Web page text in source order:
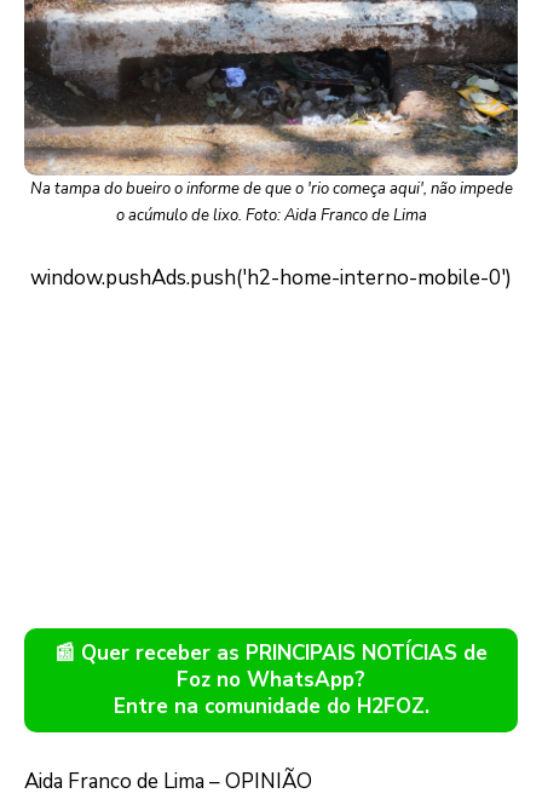
Na tampa do bueiro o informe de que o 'rio começa aqui', não impede
o acúmulo de lixo. Foto: Aida Franco de Lima
📰 Quer receber as PRINCIPAIS NOTÍCIAS de
Foz no WhatsApp?
Entre na comunidade do H2FOZ.
Aida Franco de Lima – OPINIÃO